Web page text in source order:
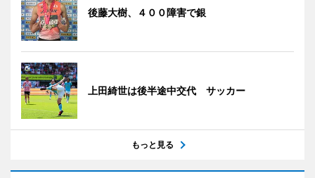
後藤大樹、４００障害で銀
上田綺世は後半途中交代 サッカー
もっと見る